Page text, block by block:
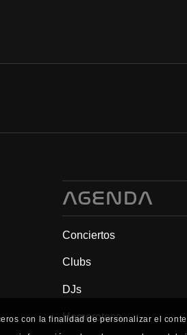
AGENDA
Conciertos
Clubs
DJs
Hemeroteca
con la finalidad de personalizar el